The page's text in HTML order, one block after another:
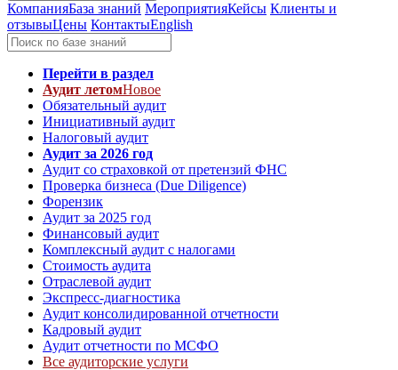
КомпанияБаза знаний МероприятияКейсы Клиенты и
отзывыЦены КонтактыEnglish
Перейти в раздел
Аудит летомНовое
Обязательный аудит
Инициативный аудит
Налоговый аудит
Аудит за 2026 год
Аудит со страховкой от претензий ФНС
Проверка бизнеса (Due Diligence)
Форензик
Аудит за 2025 год
Финансовый аудит
Комплексный аудит с налогами
Стоимость аудита
Отраслевой аудит
Экспресс-диагностика
Аудит консолидированной отчетности
Кадровый аудит
Аудит отчетности по МСФО
Все аудиторские услуги